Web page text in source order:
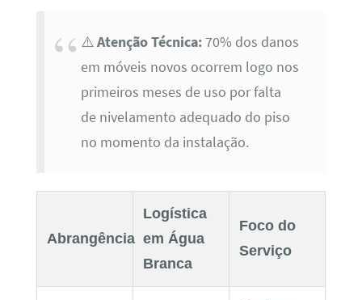
⚠️Atenção Técnica:70% dos danos
em móveis novos ocorrem logo nos
primeiros meses de uso por falta
de nivelamento adequado do piso
no momento da instalação.
Abrangência
Logística
em Água
Branca
Foco do
Serviço